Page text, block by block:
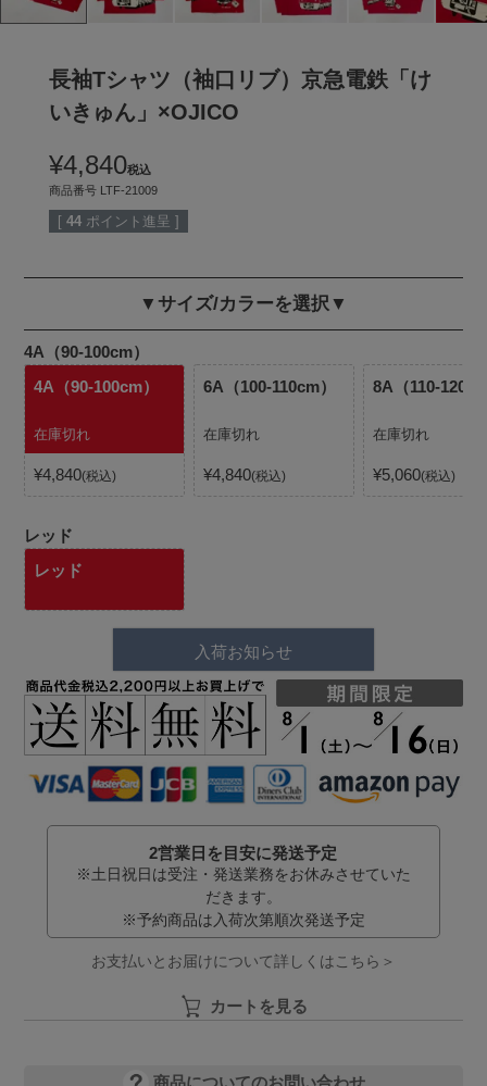
長袖Tシャツ（袖口リブ）京急電鉄「け
いきゅん」×OJICO
¥4,840税込
商品番号 LTF-21009
[ 44 ポイント進呈 ]
▼サイズ/カラーを選択▼
4A（90-100cm）
4A（90-100cm）
在庫切れ
¥4,840 税込
6A（100-110cm）
在庫切れ
¥4,840 税込
8A（110-
在庫切れ
¥5,060 税込
レッド
レッド
入荷お知らせ
2営業日を目安に発送予定
※土日祝日は受注・発送業務をお休みさせていた
だきます。
※予約商品は入荷次第順次発送予定
お支払いとお届けについて詳しくはこちら＞
カートを見る
商品についてのお問い合わせ